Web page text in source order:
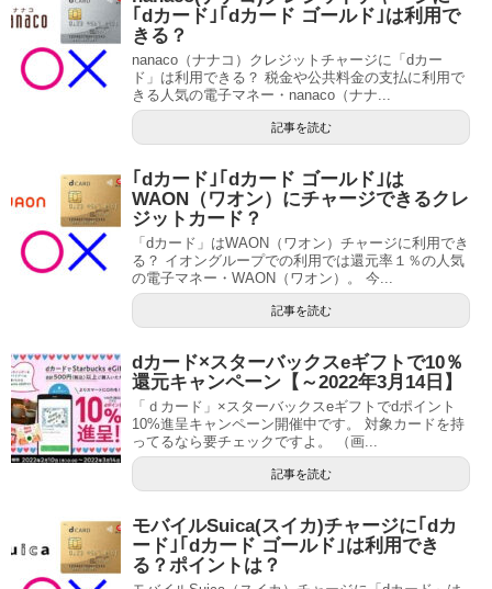
｢dカード｣｢dカード ゴールド｣は利用で
きる？
nanaco（ナナコ）クレジットチャージに「dカー
ド」は利用できる？ 税金や公共料金の支払に利用で
きる人気の電子マネー・nanaco（ナナ...
記事を読む
｢dカード｣｢dカード ゴールド｣は
WAON（ワオン）にチャージできるクレ
ジットカード？
「dカード」はWAON（ワオン）チャージに利用でき
る？ イオングループでの利用では還元率１％の人気
の電子マネー・WAON（ワオン）。 今...
記事を読む
dカード×スターバックスeギフトで10％
還元キャンペーン【～2022年3月14日】
「ｄカード」×スターバックスeギフトでdポイント
10%進呈キャンペーン開催中です。 対象カードを持
ってるなら要チェックですよ。 （画...
記事を読む
モバイルSuica(スイカ)チャージに｢dカ
ード｣｢dカード ゴールド｣は利用でき
る？ポイントは？